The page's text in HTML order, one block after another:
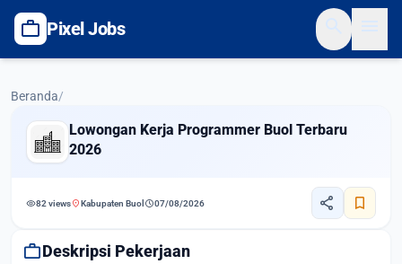
work Pixel Jobs
Beranda/
Lowongan Kerja Programmer Buol Terbaru
2026
visibility82 viewslocation_onKabupaten Buol schedule07/08/2026 share bookmark
workDeskripsi Pekerjaan